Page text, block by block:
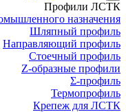
Профили ЛСТК
назначения
Шляпный профиль
Направляющий профиль
Стоечный профиль
Z-образные профили
Σ-профиль
Термопрофиль
Крепеж для ЛСТК